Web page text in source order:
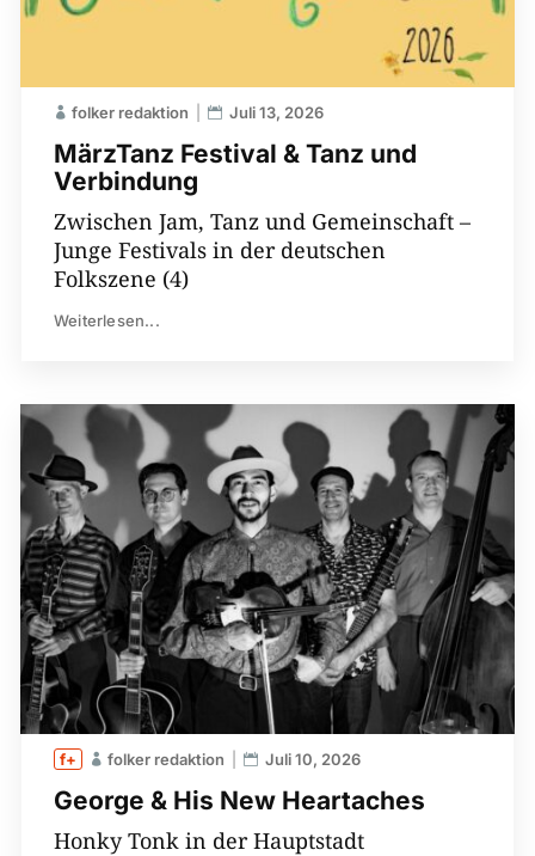
MärzTanz Festival & Tanz und
Verbindung
folker redaktion Juli 13, 2026
Zwischen Jam, Tanz und Gemeinschaft –
Junge Festivals in der deutschen
Folkszene (4)
Weiterlesen...
George & His New Heartaches
folker redaktion Juli 10, 2026
Honky Tonk in der Hauptstadt